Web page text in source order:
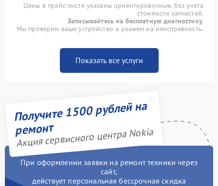
Цены в прайс-листе указаны ориентировочные, без учета
стоимости запчастей.
Записывайтесь на бесплатную диагностику.
Мы проверим ваше устройство и укажем на неисправность.
Показать все услуги
Получите 1500 рублей на
ремонт
Акция сервисного центра Nokia
При оформлении заявки на ремонт техники через
сайт,
действует персональная бессрочная скидка